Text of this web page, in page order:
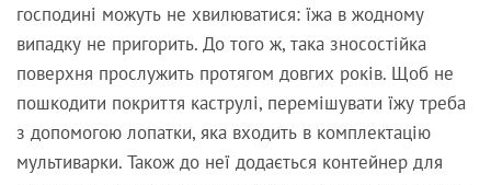
господині можуть не хвилюватися: їжа в жодному
випадку не пригорить. До того ж, така зносостійка
поверхня прослужить протягом довгих років. Щоб не
пошкодити покриття каструлі, перемішувати їжу треба
з допомогою лопатки, яка входить в комплектацію
мультиварки. Також до неї додається контейнер для